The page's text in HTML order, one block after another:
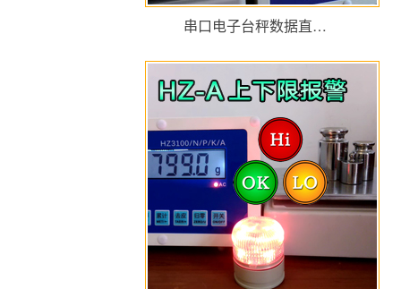
串口电子台秤数据直…